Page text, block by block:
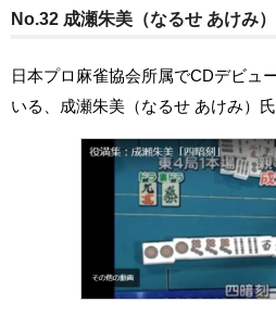
No.32 成瀬朱美（なるせ あけみ
日本プロ麻雀協会所属でCDデビュ
いる、成瀬朱美（なるせ あけみ）氏